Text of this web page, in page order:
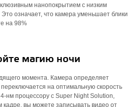
нанопокрытием с низким
означает, что камера уменьшает блики
на 98%
магию ночи
момента. Камера определяет
на оптимальную скорость
нм процессору с Super Night Solution,
вы можете записывать видео от